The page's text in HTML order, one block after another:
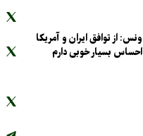
ونس: از توافق ایران و آمریکا
احساس بسیار خوبی دارم